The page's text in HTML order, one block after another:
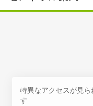
特異なアクセスが見
す